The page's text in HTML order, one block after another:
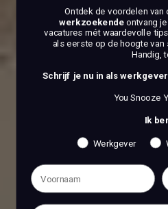
Ontdek de voordelen van
werkzoekendeontvang
vacatures mét waardevolle
als eerste op de hoogte
Handig,
Schrijf je nu in als
You Snooze
Ik
Werkgever